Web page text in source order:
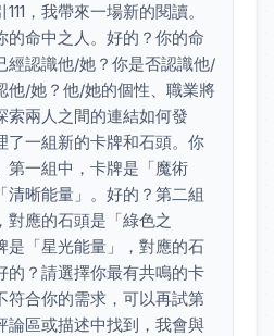
，我帶來一場新的閱讀。
的命中之人。好的？你的命
經認識他/她？你是否認識他/
他/她？他/她的個性、職業將
索兩人之間的連結如何發
了一組新的卡牌和石頭。你
第一組中，卡牌是「魔術
清晰能量」。好的？第二組
對應的石頭是「綠色之
是「星光能量」，對應的石
的？請選擇你最有共鳴的卡
符合你的需求，可以再試第
論區或描述中找到，我會與